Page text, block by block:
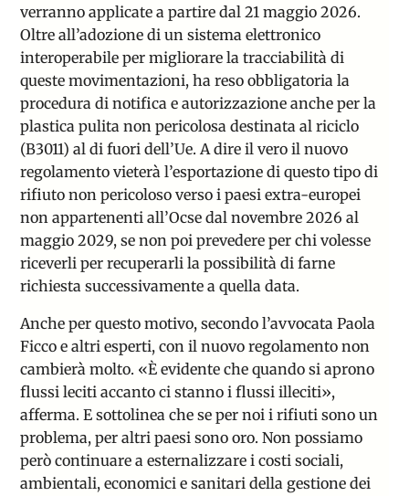
verranno applicate a partire dal 21 maggio 2026.
Oltre all’adozione di un sistema elettronico
interoperabile per migliorare la tracciabilità di
queste movimentazioni, ha reso obbligatoria la
procedura di notifica e autorizzazione anche per la
plastica pulita non pericolosa destinata al riciclo
(B3011) al di fuori dell’Ue. A dire il vero il nuovo
regolamento vieterà l’esportazione di questo tipo di
rifiuto non pericoloso verso i paesi extra-europei
non appartenenti all’Ocse dal novembre 2026 al
maggio 2029, se non poi prevedere per chi volesse
riceverli per recuperarli la possibilità di farne
richiesta successivamente a quella data.
Anche per questo motivo, secondo l’avvocata Paola
Ficco e altri esperti, con il nuovo regolamento non
cambierà molto. «È evidente che quando si aprono
flussi leciti accanto ci stanno i flussi illeciti»,
afferma. E sottolinea che se per noi i rifiuti sono un
problema, per altri paesi sono oro. Non possiamo
però continuare a esternalizzare i costi sociali,
ambientali, economici e sanitari della gestione dei